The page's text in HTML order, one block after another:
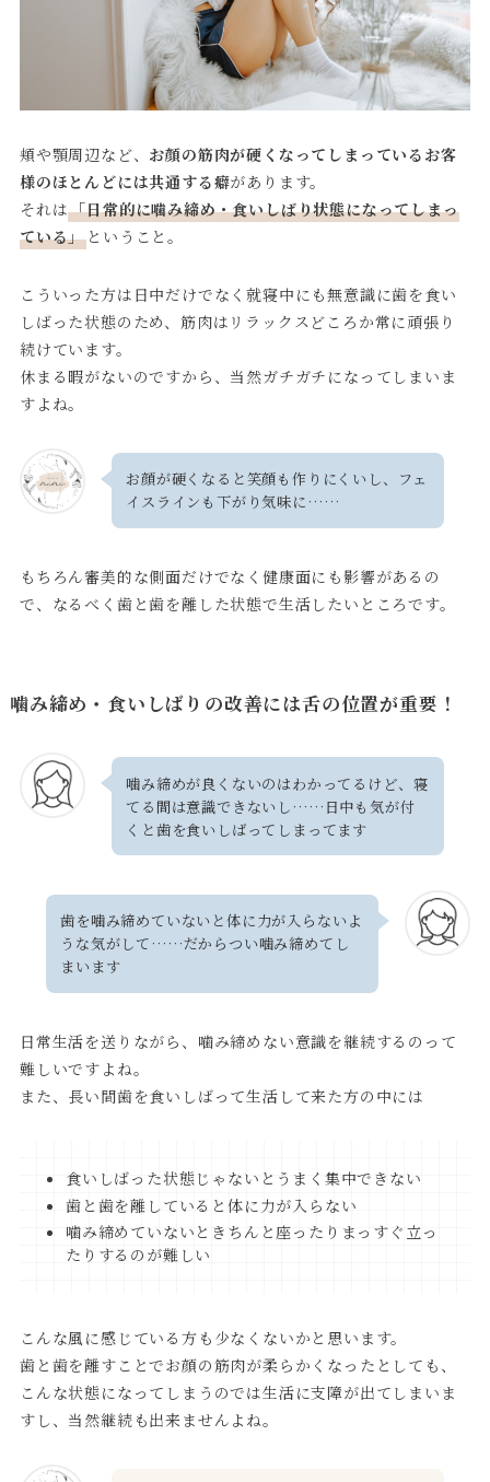
頬や顎周辺など、 お顔の筋肉が硬くなってしまっているお客
様のほとんどには共通する癖があります。
それは「日常的に噛み締め・食いしばり状態になってしまっ
ている」 ということ。
こういった方は日中だけでなく就寝中にも無意識に歯を食い
しばった状態のため、筋肉はリラックスどころか常に頑張り
続けています。
休まる暇がないのですから、当然ガチガチになってしまいま
すよね。
お顔が硬くなると笑顔も作りにくいし、フェ
イスラインも下がり気味に……
もちろん審美的な側面だけでなく健康面にも影響があるの
で、なるべく歯と歯を離した状態で生活したいところです。
噛み締め・食いしばりの改善には舌の位置が重要！
噛み締めが良くないのはわかってるけど、寝
てる間は意識できないし……日中も気が付
くと歯を食いしばってしまってます
歯を噛み締めていないと体に力が入らないよ
うな気がして……だからつい噛み締めてし
まいます
日常生活を送りながら、噛み締めない意識を継続するのって
難しいですよね。
また、長い間歯を食いしばって生活して来た方の中には
食いしばった状態じゃないとうまく集中できない
歯と歯を離していると体に力が入らない
噛み締めていないときちんと座ったりまっすぐ立っ
たりするのが難しい
こんな風に感じている方も少なくないかと思います。
歯と歯を離すことでお顔の筋肉が柔らかくなったとしても、
こんな状態になってしまうのでは生活に支障が出てしまいま
すし、当然継続も出来ませんよね。